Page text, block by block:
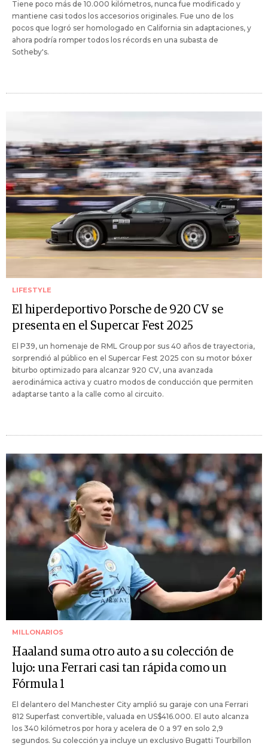
Tiene poco más de 10.000 kilómetros, nunca fue modificado y
mantiene casi todos los accesorios originales. Fue uno de los
pocos que logró ser homologado en California sin adaptaciones, y
ahora podría romper todos los récords en una subasta de
Sotheby's.
LIFESTYLE
El hiperdeportivo Porsche de 920 CV se
presenta en el Supercar Fest 2025
El P39, un homenaje de RML Group por sus 40 años de trayectoria,
sorprendió al público en el Supercar Fest 2025 con su motor bóxer
biturbo optimizado para alcanzar 920 CV, una avanzada
aerodinámica activa y cuatro modos de conducción que permiten
adaptarse tanto a la calle como al circuito.
MILLONARIOS
Haaland suma otro auto a su colección de
lujo: una Ferrari casi tan rápida como un
Fórmula 1
El delantero del Manchester City amplió su garaje con una Ferrari
812 Superfast convertible, valuada en US$416.000. El auto alcanza
los 340 kilómetros por hora y acelera de 0 a 97 en solo 2,9
segundos. Su colección ya incluye un exclusivo Bugatti Tourbillon